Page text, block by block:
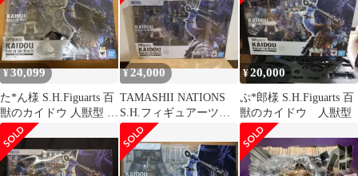
¥30,099
た*ん様 S.H.Figuarts 百
獣のカイドウ 人獣型 ワ
ンピース フィギュ
¥24,000
TAMASHII NATIONS
S.H.フィギュアーツ
ONE PIECE
¥20,000
ぷ*郎様 S.H.Figuarts 百
獣のカイドウ 人獣型